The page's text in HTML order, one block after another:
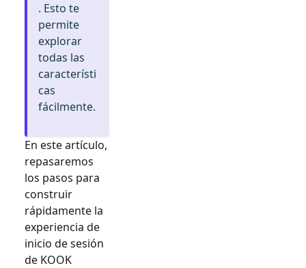
. Esto te
permite
explorar
todas las
característi
cas
fácilmente.
En este artículo,
repasaremos
los pasos para
construir
rápidamente la
experiencia de
inicio de sesión
de KOOK